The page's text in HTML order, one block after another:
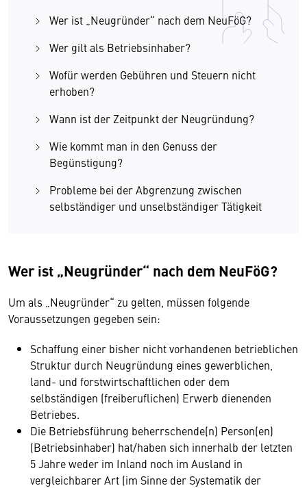
Wer ist „Neugründer“ nach dem NeuFöG?
Wer gilt als Betriebsinhaber?
Wofür werden Gebühren und Steuern nicht
erhoben?
Wann ist der Zeitpunkt der Neugründung?
Wie kommt man in den Genuss der
Begünstigung?
Probleme bei der Abgrenzung zwischen
selbständiger und unselbständiger Tätigkeit
Wer ist „Neugründer“ nach dem NeuFöG?
Um als „Neugründer“ zu gelten, müssen folgende
Voraussetzungen gegeben sein:
Schaffung einer bisher nicht vorhandenen betrieblichen
Struktur durch Neugründung eines gewerblichen,
land- und forstwirtschaftlichen oder dem
selbständigen (freiberuflichen) Erwerb dienenden
Betriebes.
Die Betriebsführung beherrschende(n) Person(en)
(Betriebsinhaber) hat/haben sich innerhalb der letzten
5 Jahre weder im Inland noch im Ausland in
vergleichbarer Art (im Sinne der Systematik der